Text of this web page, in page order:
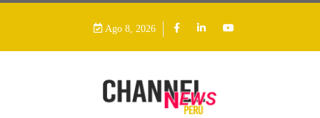
Ago 8, 2026